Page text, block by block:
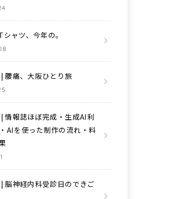
ャツ、今年の。
腰痛、大阪ひとり旅
情報誌ほぼ完成・生成AI利
AIを使った制作の流れ・料
脳神経内科受診日のできご